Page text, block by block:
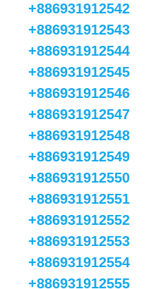
+886931912542
+886931912543
+886931912544
+886931912545
+886931912546
+886931912547
+886931912548
+886931912549
+886931912550
+886931912551
+886931912552
+886931912553
+886931912554
+886931912555